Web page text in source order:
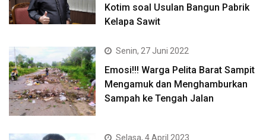
Kotim soal Usulan Bangun Pabrik
Kelapa Sawit
Senin, 27 Juni 2022
Emosi!!! Warga Pelita Barat Sampit
Mengamuk dan Menghamburkan
Sampah ke Tengah Jalan
Selasa, 4 April 2023